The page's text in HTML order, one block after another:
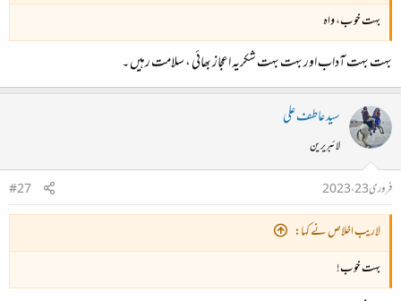
بہت خوب، واہ
بہت بہت آداب اور بہت بہت شکریہ اعجاز بھائی ، سلامت رہیں ۔
سید عاطف علی
لائبریرین
فروری 23، 2023
#27
لاريب اخلاص نے کہا:
بہت خوب!